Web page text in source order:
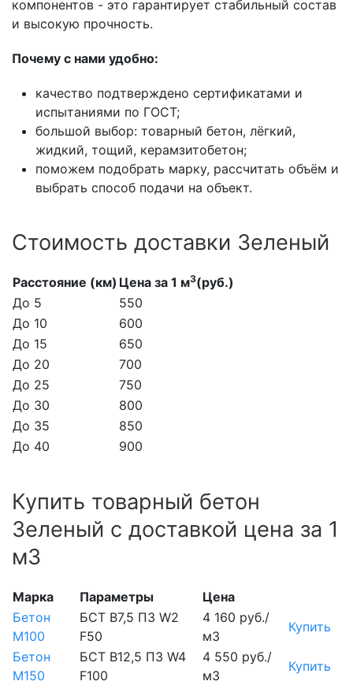
компонентов - это гарантирует стабильный состав
и высокую прочность.
Почему с нами удобно:
качество подтверждено сертификатами и
испытаниями по ГОСТ;
большой выбор: товарный бетон, лёгкий,
жидкий, тощий, керамзитобетон;
поможем подобрать марку, рассчитать объём и
выбрать способ подачи на объект.
Стоимость доставки Зеленый
Расстояние (км) Цена за 1 м3(руб.)
До 5
550
До 10
600
До 15
650
До 20
700
До 25
750
До 30
800
До 35
850
До 40
900
Купить товарный бетон
Зеленый с доставкой цена за 1
м3
Марка Параметры
Цена
Бетон
М100
БСТ В7,5 П3 W2
F50
4 160 руб./
м3
Купить
Бетон
М150
БСТ В12,5 П3 W4
F100
4 550 руб./
м3
Купить